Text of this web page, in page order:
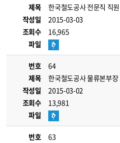
제목
한국철도공사 전문직 직
작성일
2015-03-03
조회수
16,965
파일
번호
64
제목
한국철도공사 물류본부
작성일
2015-03-02
조회수
13,981
파일
번호
63